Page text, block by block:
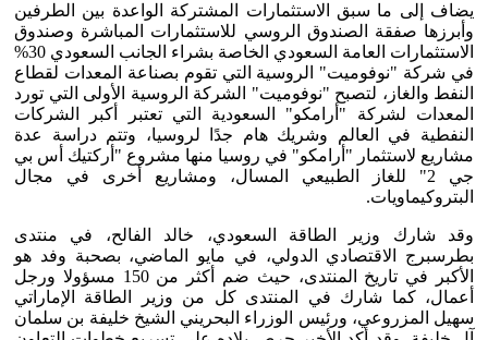
يضاف إلى ما سبق الاستثمارات المشتركة الواعدة بين الطرفين
وأبرزها صفقة الصندوق الروسي للاستثمارات المباشرة وصندوق
الاستثمارات العامة السعودي الخاصة بشراء الجانب السعودي 30%
في شركة "نوفوميت" الروسية التي تقوم بصناعة المعدات لقطاع
النفط والغاز، لتصبح "نوفوميت" الشركة الروسية الأولى التي تورد
المعدات لشركة "أرامكو" السعودية التي تعتبر أكبر الشركات
النفطية في العالم وشريك هام جدًا لروسيا، وتتم دراسة عدة
مشاريع لاستثمار "أرامكو" في روسيا منها مشروع "أركتيك أس بي
جي 2" للغاز الطبيعي المسال، ومشاريع أخرى في مجال
البتروكيماويات.
وقد شارك وزير الطاقة السعودي، خالد الفالح، في منتدى
بطرسبرج الاقتصادي الدولي، في مايو الماضي، بصحبة وفد هو
الأكبر في تاريخ المنتدى، حيث ضم أكثر من 150 مسؤولا ورجل
أعمال، كما شارك في المنتدى كل من وزير الطاقة الإماراتي
سهيل المزروعي، ورئيس الوزراء البحريني الشيخ خليفة بن سلمان